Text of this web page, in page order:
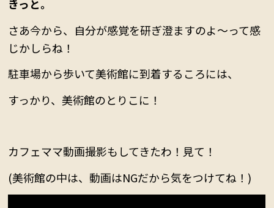
きっと。
さあ今から、自分が感覚を研ぎ澄ますのよ～って感
じかしらね！
駐車場から歩いて美術館に到着するころには、
すっかり、美術館のとりこに！
カフェママ動画撮影もしてきたわ！見て！
(美術館の中は、 動画はNGだから気をつけてね！)